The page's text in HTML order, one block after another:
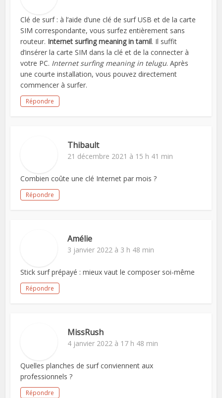
Clé de surf : à l’aide d’une clé de surf USB et de la carte
SIM correspondante, vous surfez entièrement sans
routeur. Internet surfing meaning in tamil. Il suffit
d’insérer la carte SIM dans la clé et de la connecter à
votre PC. Internet surfing meaning in telugu. Après
une courte installation, vous pouvez directement
commencer à surfer.
Répondre
Thibault
21 décembre 2021 à 15 h 41 min
Combien coûte une clé Internet par mois ?
Répondre
Amélie
3 janvier 2022 à 3 h 48 min
Stick surf prépayé : mieux vaut le composer soi-même
Répondre
MissRush
4 janvier 2022 à 17 h 48 min
Quelles planches de surf conviennent aux
professionnels ?
Répondre